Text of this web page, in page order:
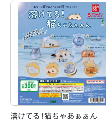
溶けてる！猫ちゃあぁぁん